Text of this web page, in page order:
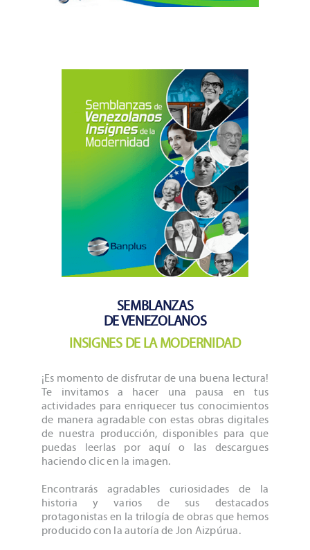
SEMBLANZAS
DE VENEZOLANOS
INSIGNES DE LA MODERNIDAD
¡Es momento de disfrutar de una buena lectura!
Te invitamos a hacer una pausa en tus
actividades para enriquecer tus conocimientos
de manera agradable con estas obras digitales
de nuestra producción, disponibles para que
puedas leerlas por aquí o las descargues
haciendo clic en la imagen.
Encontrarás agradables curiosidades de la
historia y varios de sus destacados
protagonistas en la trilogía de obras que hemos
producido con la autoría de Jon Aizpúrua.